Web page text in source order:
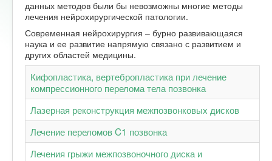
данных методов были бы невозможны многие методы
лечения нейрохирургической патологии.
Современная нейрохирургия – бурно развивающаяся
наука и ее развитие напрямую связано с развитием и
других областей медицины.
Кифопластика, вертебропластика при лечение
компрессионного перелома тела позвонка
Лазерная реконструкция межпозвонковых дисков
Лечение переломов C1 позвонка
Лечения грыжи межпозвоночного диска и